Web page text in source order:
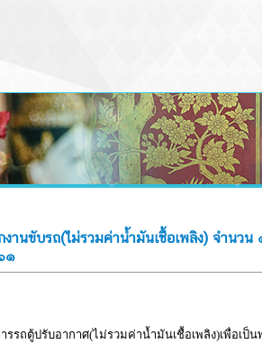
นขับรถ(ไม่รวมค่าน้ำมันเชื้อเพลิง) จำนวน
๑
รถตู้ปรับอากาศ(ไม่รวมค่าน้ำมันเชื้อเพลิง)เพื่อเ